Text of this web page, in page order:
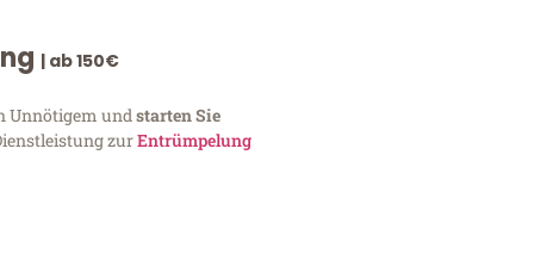
| ab 150€
Unnötigem und starten Sie
zurEntrümpelung